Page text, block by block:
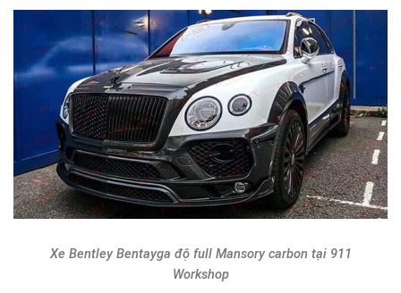
Xe Bentley Bentayga độ full Mansory carbon tại 911
Workshop